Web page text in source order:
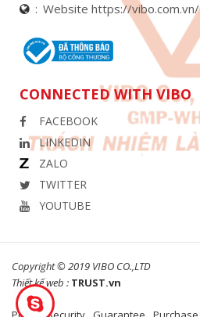
Website https://vibo.com.vn/
CONNECTED WITH VIBO
FACEBOOK
LINKEDIN
ZALO
TWITTER
YOUTUBE
Copyright © 2019 VIBO CO.,LTD
Thiết kế web : TRUST.vn